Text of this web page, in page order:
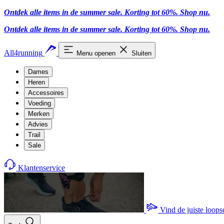
Ontdek alle items in de summer sale. Korting tot 60%. Shop nu.
Ontdek alle items in de summer sale. Korting tot 60%. Shop nu.
All4running Menu openen Sluiten
Dames
Heren
Accessoires
Voeding
Merken
Advies
Trail
Sale
Klantenservice
Vind de juiste